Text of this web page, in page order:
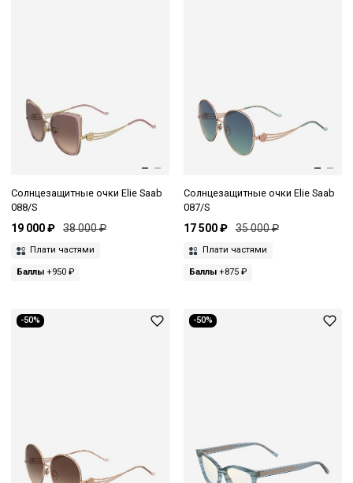
Солнцезащитные очки Elie Saab
088/S
19 000 ₽ 38 000 ₽
Плати частями
Баллы +950 ₽
Солнцезащитные очки Elie Saab
087/S
17 500 ₽ 35 000 ₽
Плати частями
Баллы+875 ₽
-50% -50%